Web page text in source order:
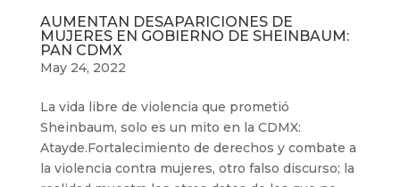
AUMENTAN DESAPARICIONES DE
MUJERES EN GOBIERNO DE SHEINBAUM:
PAN CDMX
May 24, 2022
La vida libre de violencia que prometió
Sheinbaum, solo es un mito en la CDMX:
Atayde.Fortalecimiento de derechos y combate a
la violencia contra mujeres, otro falso discurso; la